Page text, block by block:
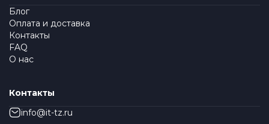
Блог
Оплата и доставка
Контакты
FAQ
О нас
Контакты
info@it-tz.ru